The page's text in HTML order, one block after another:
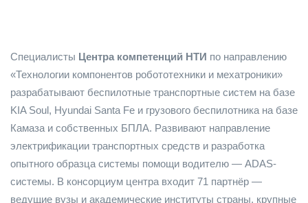
Специалисты Центра компетенций НТИ по направлению
«Технологии компонентов робототехники и мехатроники»
разрабатывают беспилотные транспортные систем на базе
KIA Soul, Hyundai Santa Fe и грузового беспилотника на базе
Камаза и собственных БПЛА. Развивают направление
электрификации транспортных средств и разработка
опытного образца системы помощи водителю — ADAS-
системы. В консорциум центра входит 71 партнёр —
ведущие вузы и академические институты страны, крупные